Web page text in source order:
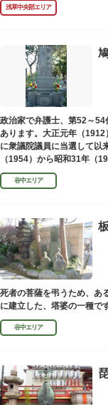
浅草中央部エリア
政治家で弁護士、第52～
あります。大正元年（1912
に衆議院議員に当選して以
（1954）から昭和31年（
民主党の初代総裁となり、
谷中エリア
死者の菩薩を弔うため、あ
に建立した、塔婆の一種で
谷中エリア